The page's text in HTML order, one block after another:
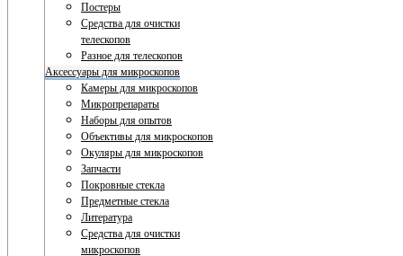
Постеры
Средства для очистки
телескопов
Разное для телескопов
Аксессуары для микроскопов
Камеры для микроскопов
Микропрепараты
Наборы для опытов
Объективы для микроскопов
Окуляры для микроскопов
Запчасти
Покровные стекла
Предметные стекла
Литература
Средства для очистки
микроскопов